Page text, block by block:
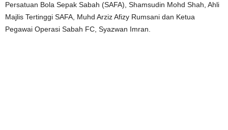
Persatuan Bola Sepak Sabah (SAFA), Shamsudin Mohd Shah, Ahli
Majlis Tertinggi SAFA, Muhd Arziz Afizy Rumsani dan Ketua
Pegawai Operasi Sabah FC, Syazwan Imran.